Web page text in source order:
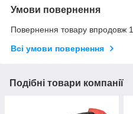
Умови повернення
Повернення товару впродовж
Всі умови повернення
Подібні товари компанії